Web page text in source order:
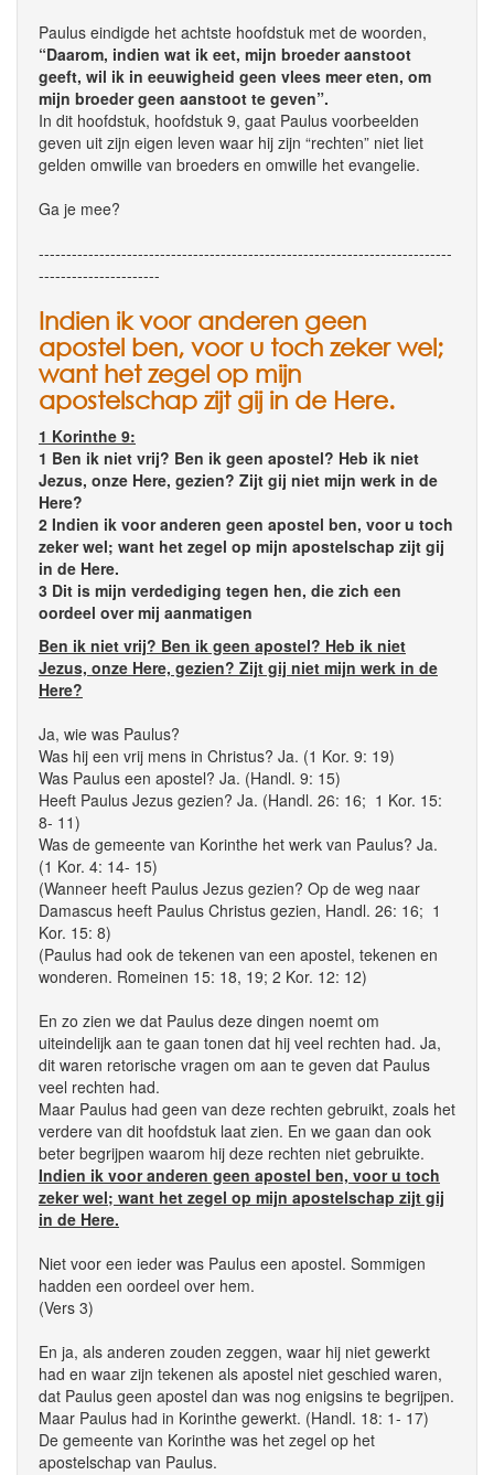
Paulus eindigde het achtste hoofdstuk met de woorden,
“Daarom, indien wat ik eet, mijn broeder aanstoot
geeft, wil ik in eeuwigheid geen vlees meer eten, om
mijn broeder geen aanstoot te geven”.
In dit hoofdstuk, hoofdstuk 9, gaat Paulus voorbeelden
geven uit zijn eigen leven waar hij zijn “rechten” niet liet
gelden omwille van broeders en omwille het evangelie.
Ga je mee?
---------------------------------------------------------------------------
----------------------
Indien ik voor anderen geen
apostel ben, voor u toch zeker wel;
want het zegel op mijn
apostelschap zijt gij in de Here.
1 Korinthe 9:
1 Ben ik niet vrij? Ben ik geen apostel? Heb ik niet
Jezus, onze Here, gezien? Zijt gij niet mijn werk in de
Here?
2 Indien ik voor anderen geen apostel ben, voor u toch
zeker wel; want het zegel op mijn apostelschap zijt gij
in de Here.
3 Dit is mijn verdediging tegen hen, die zich een
oordeel over mij aanmatigen
Ben ik niet vrij? Ben ik geen apostel? Heb ik niet
Jezus, onze Here, gezien? Zijt gij niet mijn werk in de
Here?
Ja, wie was Paulus?
Was hij een vrij mens in Christus? Ja. (1 Kor. 9: 19)
Was Paulus een apostel? Ja. (Handl. 9: 15)
Heeft Paulus Jezus gezien? Ja. (Handl. 26: 16; 1 Kor. 15:
8- 11)
Was de gemeente van Korinthe het werk van Paulus? Ja.
(1 Kor. 4: 14- 15)
(Wanneer heeft Paulus Jezus gezien? Op de weg naar
Damascus heeft Paulus Christus gezien, Handl. 26: 16; 1
Kor. 15: 8)
(Paulus had ook de tekenen van een apostel, tekenen en
wonderen. Romeinen 15: 18, 19; 2 Kor. 12: 12)
En zo zien we dat Paulus deze dingen noemt om
uiteindelijk aan te gaan tonen dat hij veel rechten had. Ja,
dit waren retorische vragen om aan te geven dat Paulus
veel rechten had.
Maar Paulus had geen van deze rechten gebruikt, zoals het
verdere van dit hoofdstuk laat zien. En we gaan dan ook
beter begrijpen waarom hij deze rechten niet gebruikte.
Indien ik voor anderen geen apostel ben, voor u toch
zeker wel; want het zegel op mijn apostelschap zijt gij
in de Here.
Niet voor een ieder was Paulus een apostel. Sommigen
hadden een oordeel over hem.
(Vers 3)
En ja, als anderen zouden zeggen, waar hij niet gewerkt
had en waar zijn tekenen als apostel niet geschied waren,
dat Paulus geen apostel dan was nog enigsins te begrijpen.
Maar Paulus had in Korinthe gewerkt. (Handl. 18: 1- 17)
De gemeente van Korinthe was het zegel op het
apostelschap van Paulus.